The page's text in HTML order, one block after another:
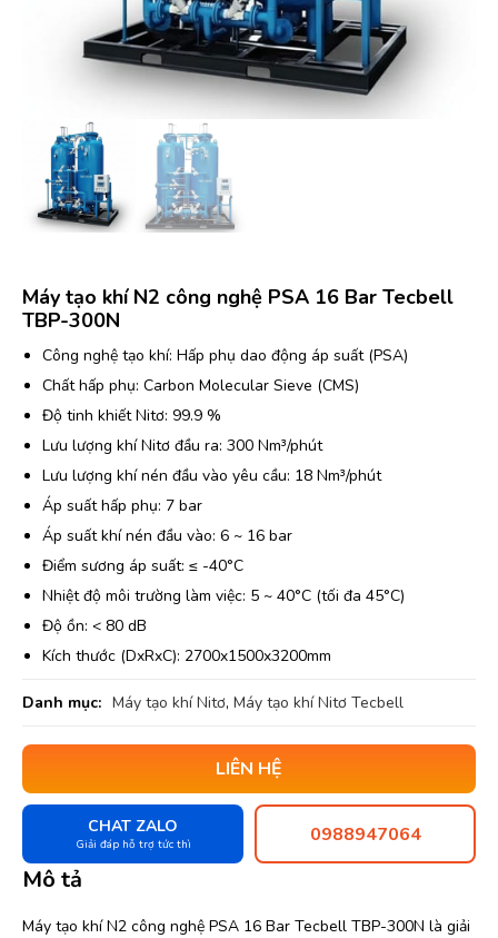
Máy tạo khí N2 công nghệ PSA 16 Bar Tecbell
TBP-300N
Công nghệ tạo khí: Hấp phụ dao động áp suất (PSA)
Chất hấp phụ: Carbon Molecular Sieve (CMS)
Độ tinh khiết Nitơ: 99.9 %
Lưu lượng khí Nitơ đầu ra: 300 Nm³/phút
Lưu lượng khí nén đầu vào yêu cầu: 18 Nm³/phút
Áp suất hấp phụ: 7 bar
Áp suất khí nén đầu vào: 6 ~ 16 bar
Điểm sương áp suất: ≤ -40°C
Nhiệt độ môi trường làm việc: 5 ~ 40°C (tối đa 45°C)
Độ ồn: < 80 dB
Kích thước (DxRxC): 2700x1500x3200mm
Danh mục: Máy tạo khí Nitơ, Máy tạo khí Nitơ Tecbell
LIÊN HỆ
CHAT ZALO
Giải đáp hỗ trợ tức thì 0988947064
Mô tả
Máy tạo khí N2 công nghệ PSA 16 Bar Tecbell TBP-300N là giải